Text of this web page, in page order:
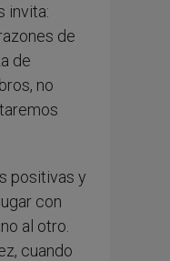
invita:
de
de
no
positivas y
con
al otro.
cuando